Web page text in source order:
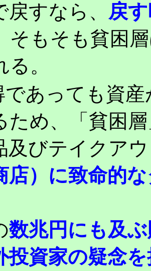
戻すなら、 戻
そもそも貧困
。
あっても資
ため、「貧困
及びテイクア
店）に致命的
数兆円にも及
投資家の疑念